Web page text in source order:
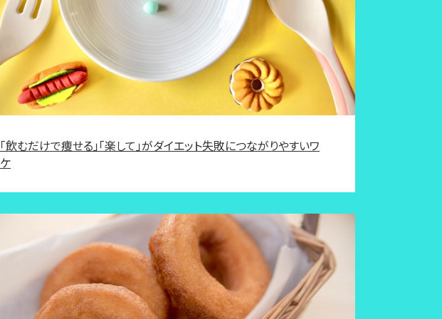
「飲むだけで痩せる」「楽して」がダイエット失敗につながりやすいワ
ケ